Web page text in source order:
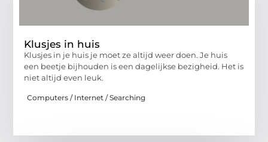
Klusjes in huis
Klusjes in je huis je moet ze altijd weer doen. Je huis
een beetje bijhouden is een dagelijkse bezigheid. Het is
niet altijd even leuk.
Computers / Internet / Searching